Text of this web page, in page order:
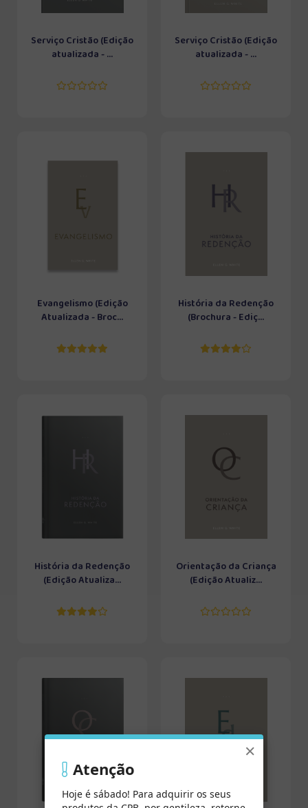
Serviço Cristão (Edição
atualizada - ...
Serviço Cristão (Edição
atualizada - ...
Evangelismo (Edição
Atualizada - Broc...
História da Redenção
(Brochura - Ediç...
História da Redenção
(Edição Atualiza...
Orientação da Criança
(Edição Atualiz...
×
Atenção
Hoje é sábado! Para adquirir os seus